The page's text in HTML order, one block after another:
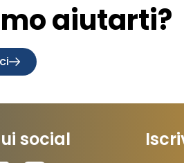
aiutarti?
social